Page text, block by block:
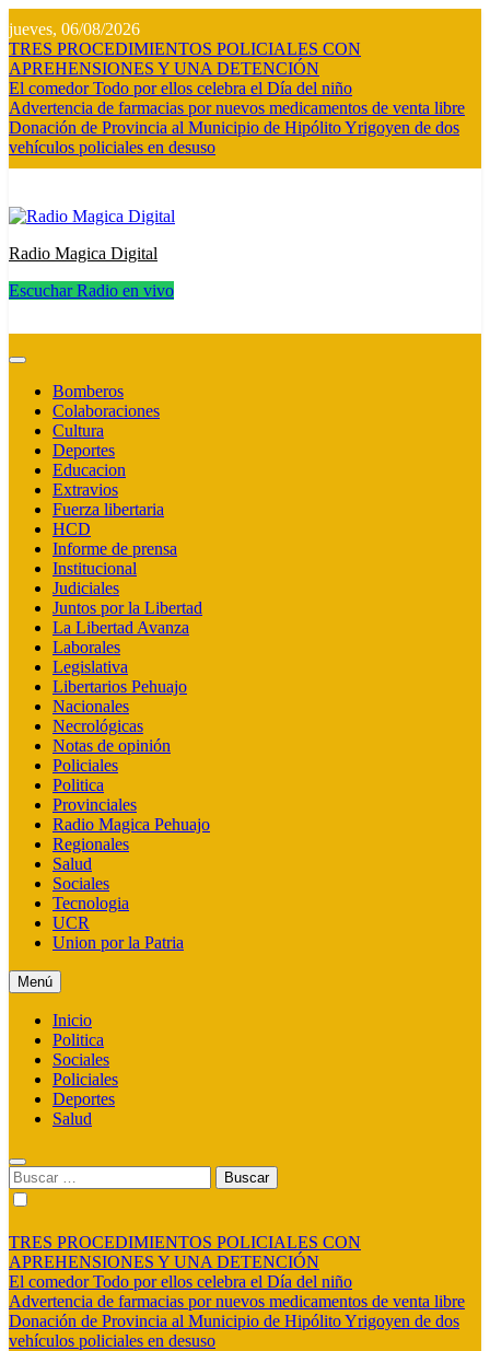
al
contenido
jueves, 06/08/2026
TRES PROCEDIMIENTOS POLICIALES CON
APREHENSIONES Y UNA DETENCIÓN
El comedor Todo por ellos celebra el Día del niño
Advertencia de farmacias por nuevos medicamentos de venta libre
Donación de Provincia al Municipio de Hipólito Yrigoyen de dos
vehículos policiales en desuso
Radio Magica Digital
Escuchar Radio en vivo
Bomberos
Colaboraciones
Cultura
Deportes
Educacion
Extravios
Fuerza libertaria
HCD
Informe de prensa
Institucional
Judiciales
Juntos por la Libertad
La Libertad Avanza
Laborales
Legislativa
Libertarios Pehuajo
Nacionales
Necrológicas
Notas de opinión
Policiales
Politica
Provinciales
Radio Magica Pehuajo
Regionales
Salud
Sociales
Tecnologia
UCR
Union por la Patria
Menú
Inicio
Politica
Sociales
Policiales
Deportes
Salud
Buscar:
TRES PROCEDIMIENTOS POLICIALES CON
APREHENSIONES Y UNA DETENCIÓN
El comedor Todo por ellos celebra el Día del niño
Advertencia de farmacias por nuevos medicamentos de venta libre
Donación de Provincia al Municipio de Hipólito Yrigoyen de dos
vehículos policiales en desuso